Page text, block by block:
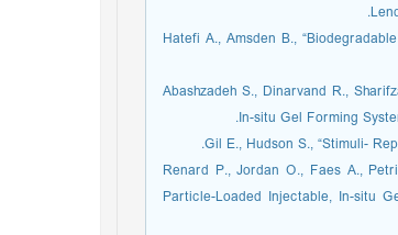
2. Hatefi A., Amsden B.,
3. Abashzadeh S., Dinarvand R.,
In-situ Gel Forming
5. Renard P., Jordan O., Faes A.,
Particle-Loaded Injectable, In-situ